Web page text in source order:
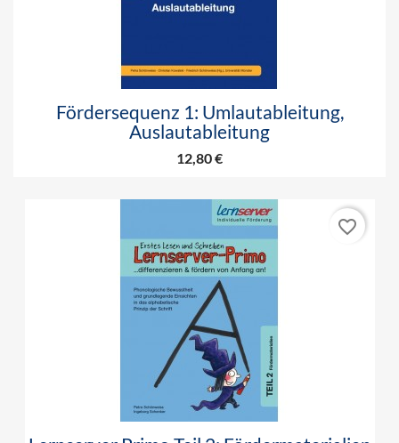
Fördersequenz 1: Umlautableitung,
Auslautableitung
12,80 €
favorite_border